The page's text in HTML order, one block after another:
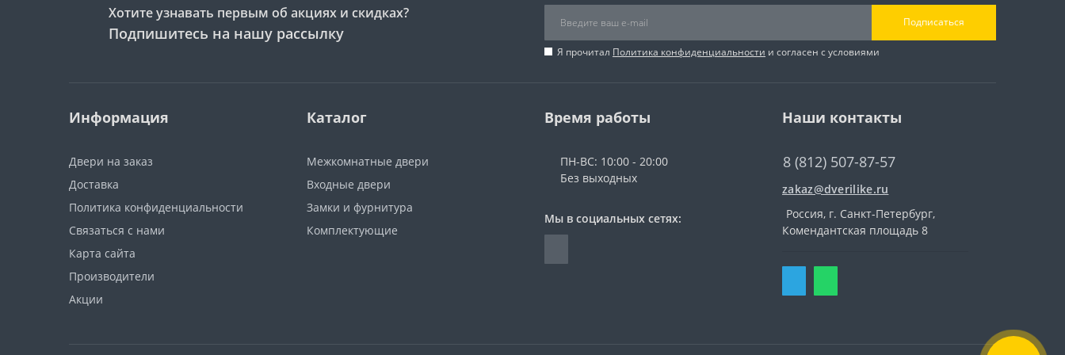
Хотите узнавать первым об акциях и скидках?
Подпишитесь на нашу рассылку
Подписаться
Я прочитал Политика конфиденциальности и согласен с условиями
Информация
Двери на заказ
Доставка
Политика конфиденциальности
Связаться с нами
Карта сайта
Производители
Акции
Каталог
Межкомнатные двери
Входные двери
Замки и фурнитура
Комплектующие
Время работы
ПН-ВС: 10:00 - 20:00
Без выходных
Мы в социальных сетях:
Наши контакты
8 (812) 507-87-57
zakaz@dverilike.ru
Россия, г. Санкт-Петербург,
Комендантская площадь 8